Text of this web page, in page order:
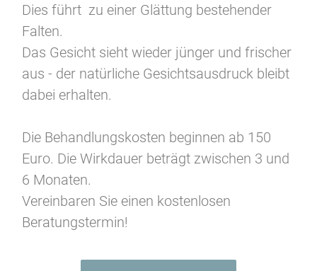
Dies führt zu einer Glättung bestehender
Falten.
Das Gesicht sieht wieder jünger und frischer
aus - der natürliche Gesichtsausdruck bleibt
dabei erhalten.
Die Behandlungskosten beginnen ab 150
Euro. Die Wirkdauer beträgt zwischen 3 und
6 Monaten.
Vereinbaren Sie einen kostenlosen
Beratungstermin!